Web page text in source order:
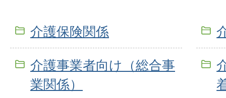
介護保険関係
介護事業者向け（総合事
業関係）